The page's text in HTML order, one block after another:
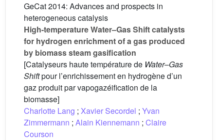
GeCat 2014: Advances and prospects in
heterogeneous catalysis
High-temperature Water–Gas Shift catalysts
for hydrogen enrichment of a gas produced
by biomass steam gasification
[Catalyseurs haute température de Water–Gas
Shiftpour l’enrichissement en hydrogène d’un
gaz produit par vapogazéification de la
biomasse]
Charlotte Lang ; Xavier Secordel ; Yvan
Zimmermann ; Alain Kiennemann ; Claire
Courson